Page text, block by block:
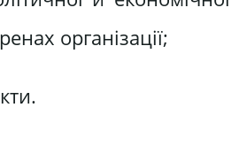
організації;